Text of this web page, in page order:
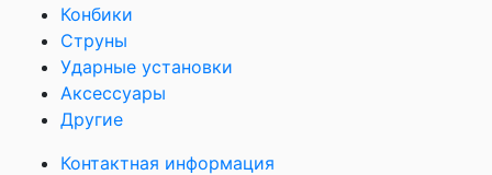
Конбики
Струны
Ударные установки
Аксессуары
Другие
Контактная информация